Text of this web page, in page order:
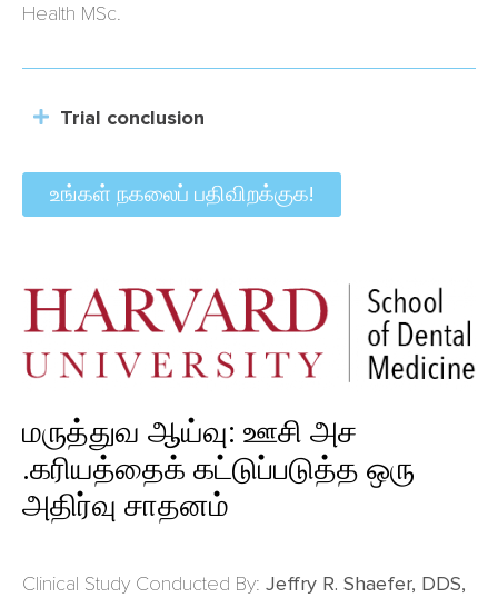
Health MSc.
Trial conclusion
உங்கள் நகலைப் பதிவிறக்குக!
மருத்துவ ஆய்வு: ஊசி அச
.கரியத்தைக் கட்டுப்படுத்த ஒரு
அதிர்வு சாதனம்
Clinical Study Conducted By: Jeffry R. Shaefer, DDS,